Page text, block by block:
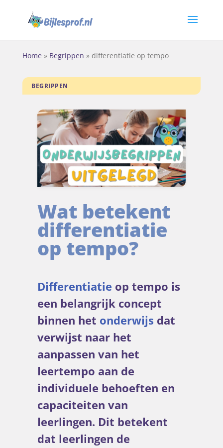
Home » Begrippen » differentiatie op tempo
BEGRIPPEN
Wat betekent
differentiatie
op tempo?
Differentiatie op tempo is
een belangrijk concept
binnen het onderwijs dat
verwijst naar het
aanpassen van het
leertempo aan de
individuele behoeften en
capaciteiten van
leerlingen. Dit betekent
dat leerlingen de